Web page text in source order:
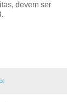
devem ser